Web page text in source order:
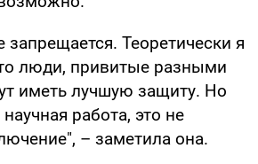
Теоретически я
люди, привитые разными
иметь лучшую защиту. Но
работа, это не
– заметила она.